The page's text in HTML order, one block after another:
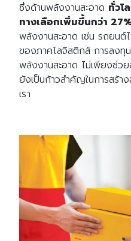
ซึ่งด้านพลังงานสะอาด ทั่วโ
ทางเลือกเพิ่มขึ้นกว่า
พลังงานสะอาด เช่น รถยน
ของภาคโลจิสติกส์ การลงทุ
พลังงานสะอาด ไม่เพียงช่ว
ยังเป็นก้าวสำคัญในการสร้า
เรา